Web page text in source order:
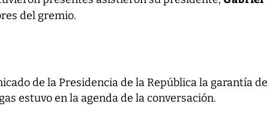
del gremio.
de la Presidencia de la República la garantía de
estuvo en la agenda de la conversación.